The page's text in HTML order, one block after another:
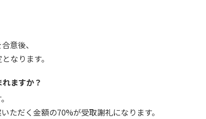
意後、
なります。
ますか？
ただく金額の70%が受取謝礼になります。